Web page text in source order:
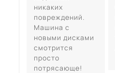
никаких
повреждений.
Машина с
новыми дисками
смотрится
просто
потрясающе!